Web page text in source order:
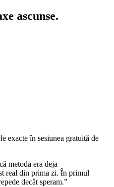
ascunse.
exacte în sesiunea gratuită de
metoda era deja
real din prima zi. În primul
decât speram.”